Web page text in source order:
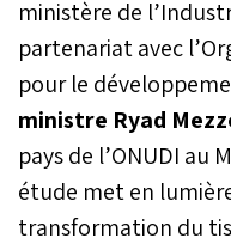
ministère de
partenariat avec
pour le
ministre Ryad
pays de l’ONUDI au
étude met en
transformation du